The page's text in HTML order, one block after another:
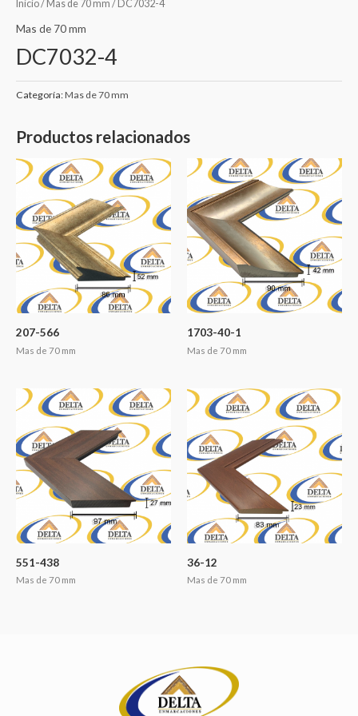
Inicio/ Mas de 70 mm / DC7032-4
Mas de 70 mm
DC7032-4
Categoría:Mas de 70 mm
Productos relacionados
207-566
Mas de 70 mm
1703-40-1
Mas de 70 mm
551-438
Mas de 70 mm
36-12
Mas de 70 mm